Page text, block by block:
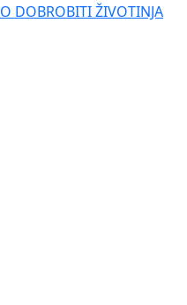
DOBROBITI ŽIVOTINJA